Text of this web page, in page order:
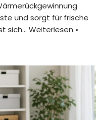
und sorgt für frische
sich… Weiterlesen »